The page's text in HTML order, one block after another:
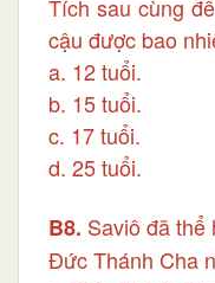
Tích sau cùng
cậu được bao
a. 12 tuổi.
b. 15 tuổi.
c. 17 tuổi.
d. 25 tuổi.
B8. Saviô đã thể
Đức Thánh Cha